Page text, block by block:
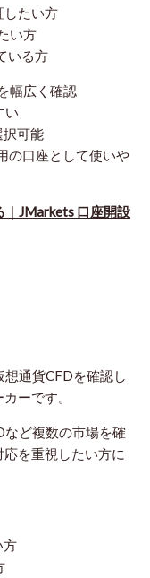
したい方
い方
いる方
幅広く確認
い
択可能
の口座として使いや
JMarkets 口座開設
想通貨CFDを確認し
ーです。
ど複数の市場を確
を重視したい方に
方